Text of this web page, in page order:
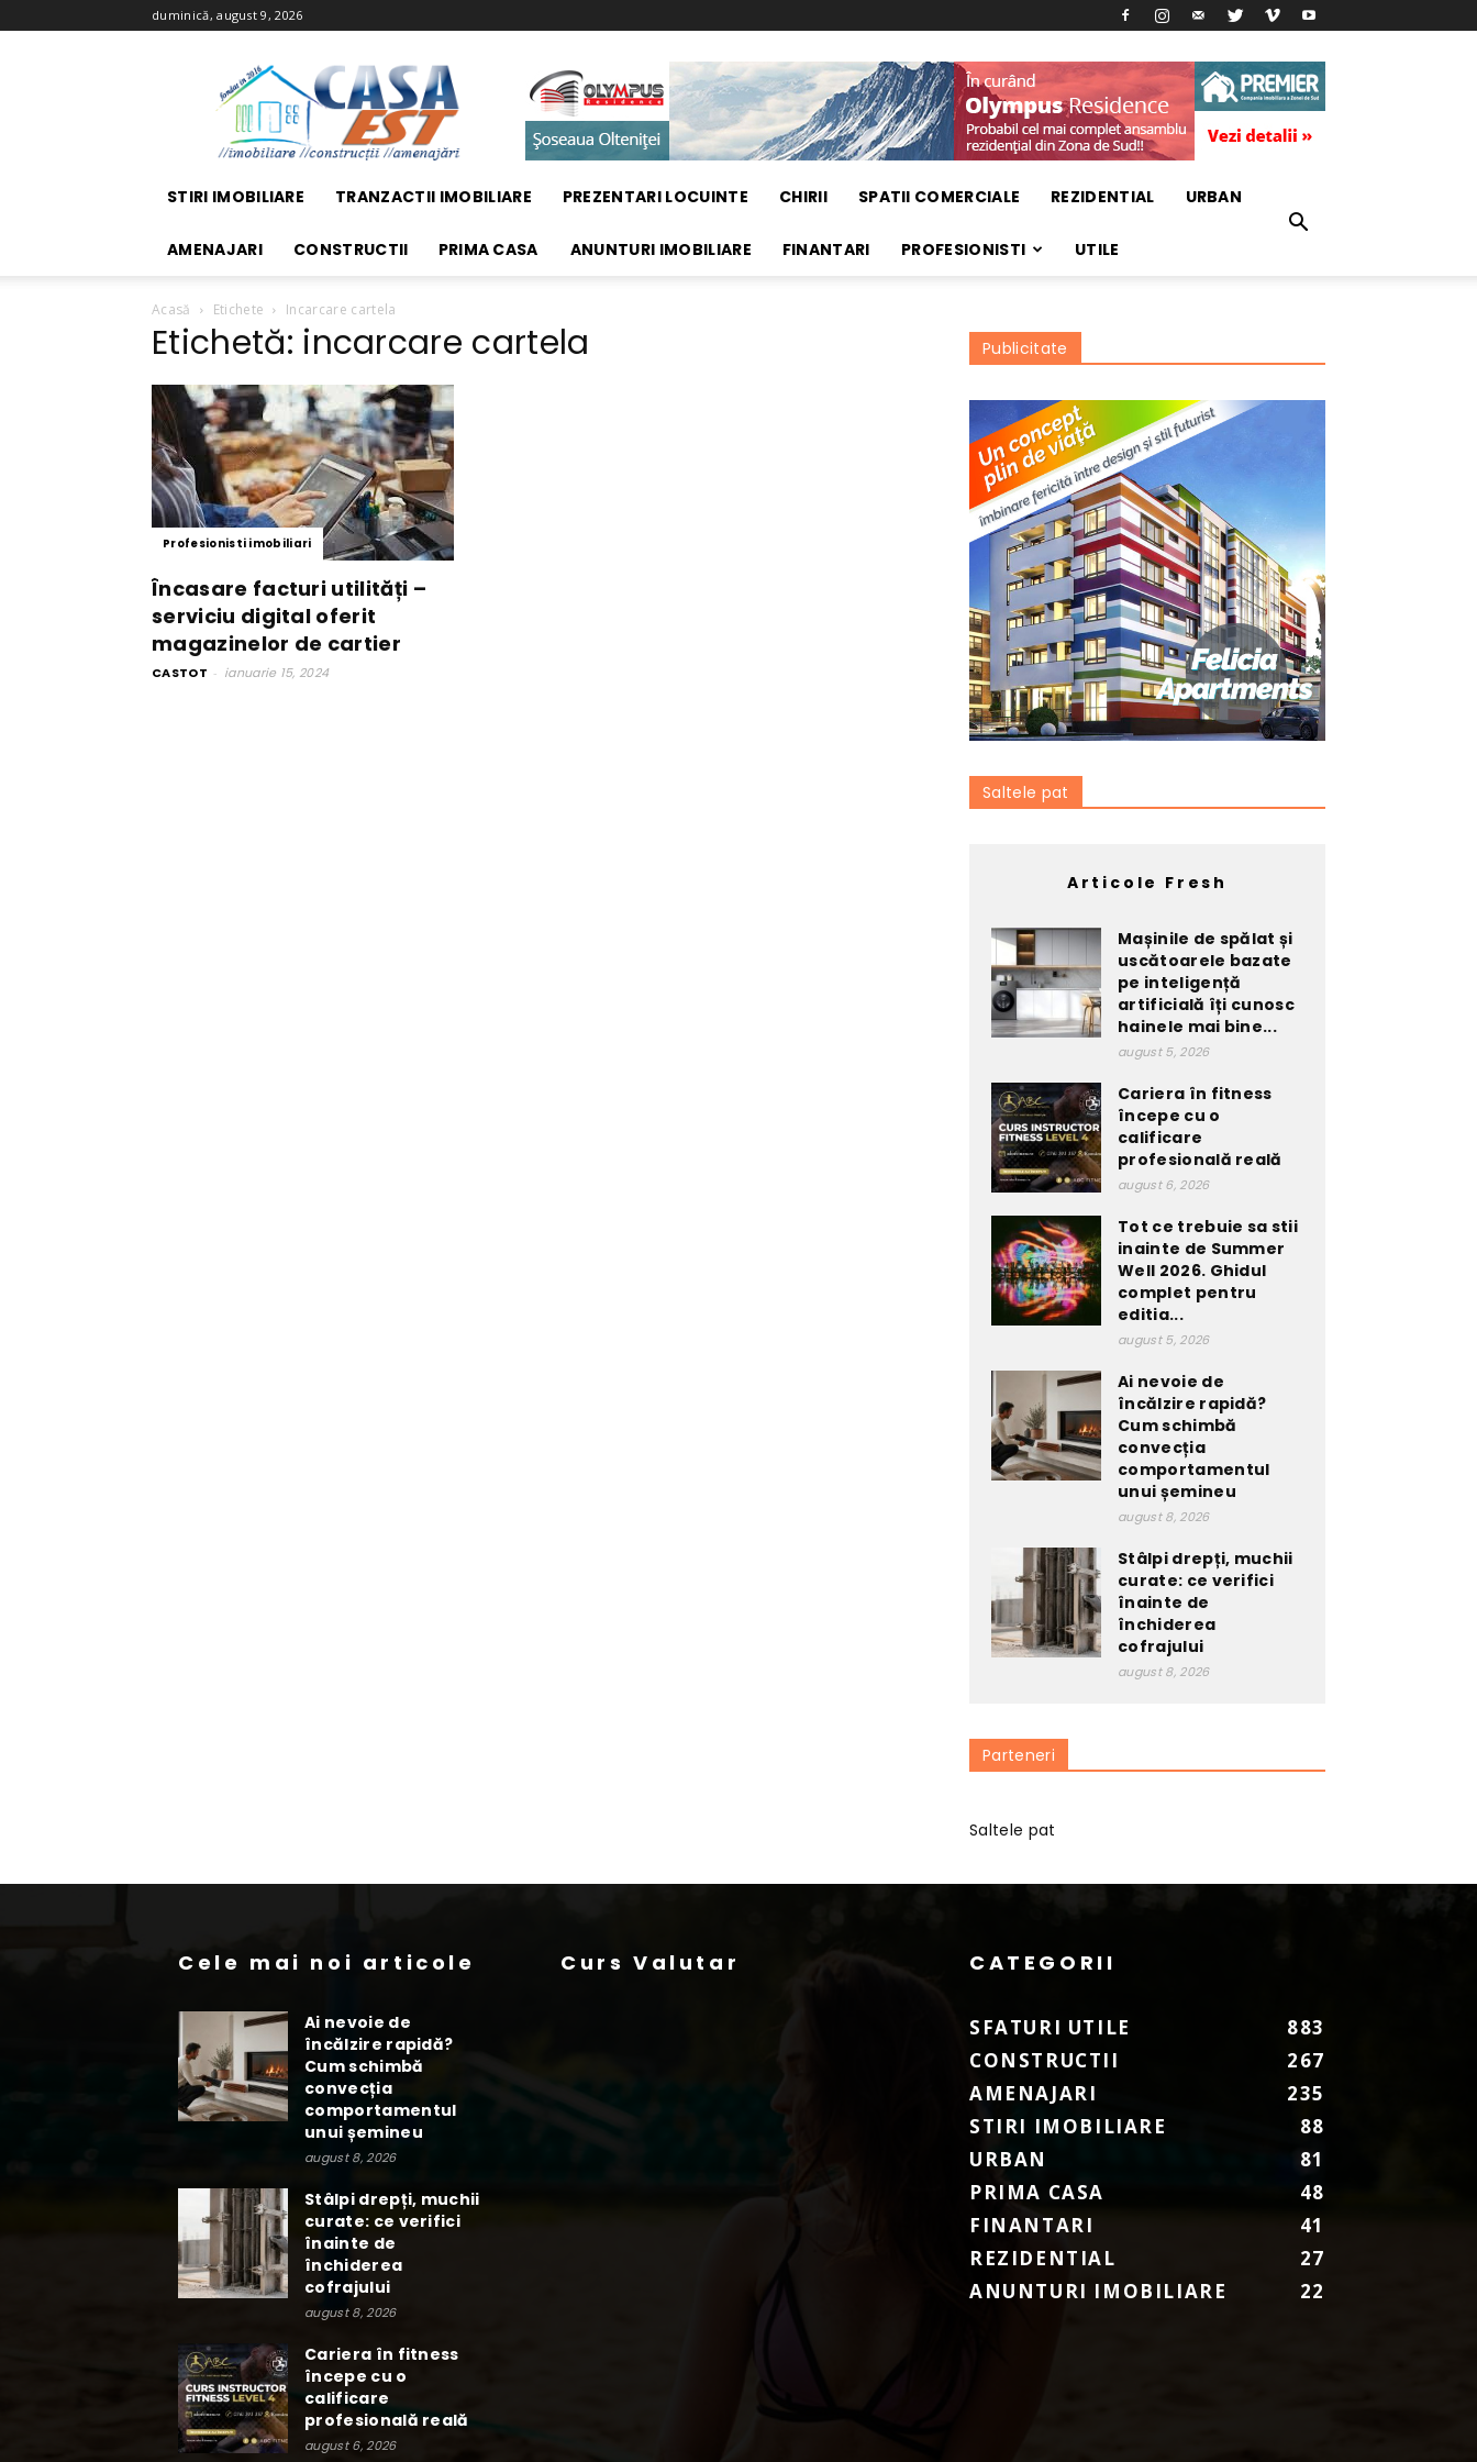
duminică, august 9, 2026
EST
STIRI IMOBILIARE TRANZACTII IMOBILIARE PREZENTARI LOCUINTE CHIRII SPATII COMERCIALE REZIDENTIAL URBAN
AMENAJARI CONSTRUCTII PRIMA CASA ANUNTURI IMOBILIARE FINANTARI PROFESIONISTI UTILE
Acasă Etichete Incarcare cartela
Etichetă: incarcare cartela
Profesionisti imobiliari
Încasare facturi utilități –
serviciu digital oferit
magazinelor de cartier
CASTOT - ianuarie 15, 2024
Publicitate
Saltele pat
Articole Fresh
Mașinile de spălat și
uscătoarele bazate
pe inteligență
artificială îți cunosc
hainele mai bine...
august 5, 2026
Cariera în fitness
începe cu o
calificare
profesională reală
august 6, 2026
Tot ce trebuie sa stii
inainte de Summer
Well 2026. Ghidul
complet pentru
editia...
august 5, 2026
Ai nevoie de
încălzire rapidă?
Cum schimbă
convecția
comportamentul
unui șemineu
august 8, 2026
Stâlpi drepți, muchii
curate: ce verifici
înainte de
închiderea
cofrajului
august 8, 2026
Parteneri
Saltele pat
Cele mai noi articole
Ai nevoie de
încălzire rapidă?
Cum schimbă
convecția
comportamentul
unui șemineu
august 8, 2026
Stâlpi drepți, muchii
curate: ce verifici
înainte de
închiderea
cofrajului
august 8, 2026
Cariera în fitness
începe cu o
calificare
profesională reală
august 6, 2026
Curs Valutar CATEGORII
SFATURI UTILE
883
CONSTRUCTII
267
AMENAJARI
235
STIRI IMOBILIARE
88
URBAN
81
PRIMA CASA
48
FINANTARI
41
REZIDENTIAL
27
ANUNTURI IMOBILIARE
22